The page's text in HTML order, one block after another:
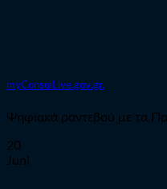
myConsulLive.gov.gr.
Ψηφιακά ραντεβού με τα
20
Juni